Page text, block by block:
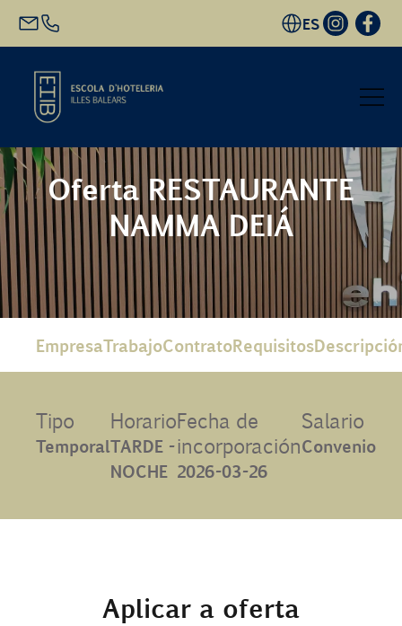
ES
Inicio
Oferta académica
Futuro alumnado
Contacto
Oferta RESTAURANTE
NAMMA DEIÁ
EmpresaTrabajoContratoRequisitos
Tipo
Temporal
Horario
TARDE -
NOCHE
Fecha de
incorporación
2026-03-26
Salario
Convenio
Aplicar a oferta